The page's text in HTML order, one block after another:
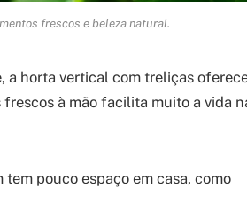
frescos e beleza natural.
a horta vertical com treliças
à mão facilita muito a vida
tem pouco espaço em casa, como